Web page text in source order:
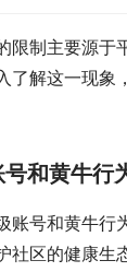
限制主要源于
了解这一现象
和黄牛行
账号和黄牛行
社区的健康生